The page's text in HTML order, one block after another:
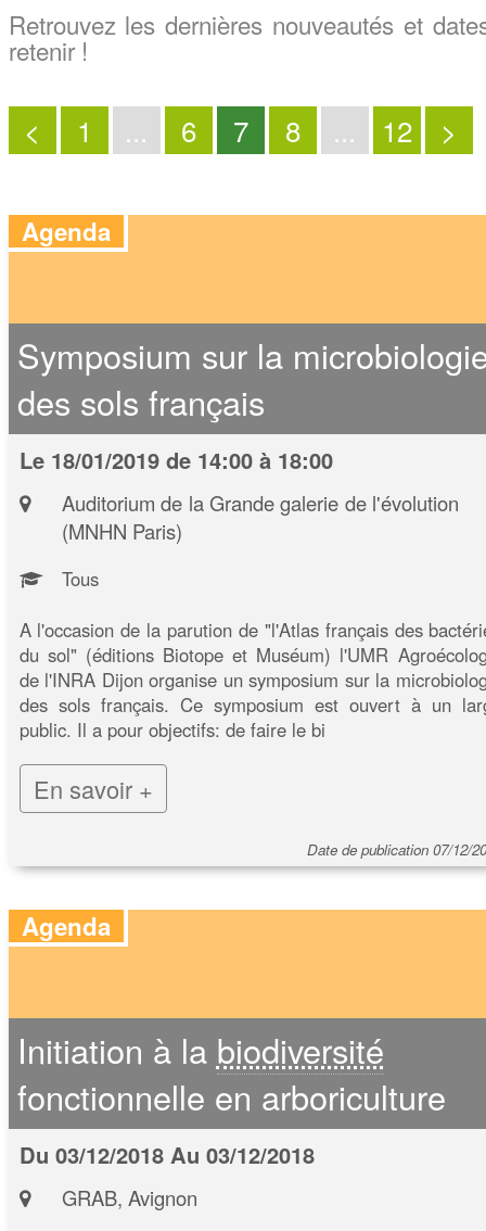
Retrouvez les dernières nouveautés et
retenir !
< 1 ... 6 7 8 ... 12 >
Agenda
Symposium sur la
des sols français
Le 18/01/2019 de 14:00 à 18:00
Auditorium de la Grande galerie de l'évolution
(MNHN Paris)
Tous
A l'occasion de la parution de "l'Atlas français des
du sol" (éditions Biotope et Muséum) l'UMR
de l'INRA Dijon organise un symposium sur la
des sols français. Ce symposium est ouvert à un
public. Il a pour objectifs: de faire le bi
En savoir +
Date de publication 07/12/
Agenda
Initiation à la biodiversité
fonctionnelle en arboriculture
Du 03/12/2018 Au 03/12/2018
GRAB, Avignon